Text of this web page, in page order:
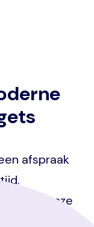
afspraak
van onze